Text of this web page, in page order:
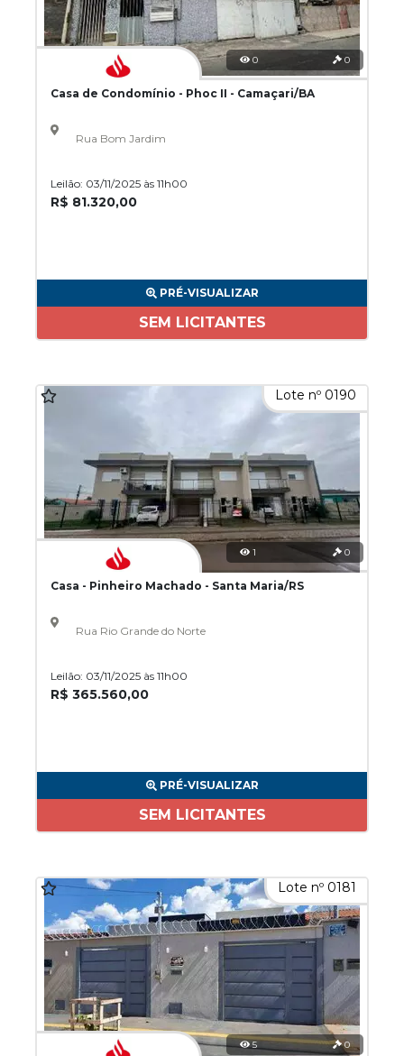
0 0
Casa de Condomínio - Phoc II - Camaçari/BA
Rua Bom Jardim
Leilão: 03/11/2025 às 11h00
R$ 81.320,00
PRÉ-VISUALIZAR
SEM LICITANTES
Lote nº 0190
1 0
Casa - Pinheiro Machado - Santa Maria/RS
Rua Rio Grande do Norte
Leilão: 03/11/2025 às 11h00
R$ 365.560,00
PRÉ-VISUALIZAR
SEM LICITANTES
Lote nº 0181
5 0